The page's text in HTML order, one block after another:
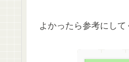
よかったら参考にして